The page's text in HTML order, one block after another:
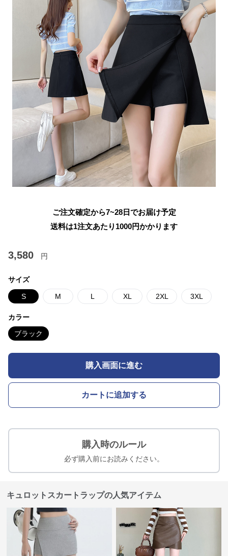
ご注文確定から7~28日でお届け予定
送料は1注文あたり 1000円かかります
3,580 円
サイズ
S M L XL 2XL 3XL
カラー
ブラック
購入画面に進む
カートに追加する
購入時のルール
必ず購入前にお読みください。
キュロットスカートラップの人気アイテム